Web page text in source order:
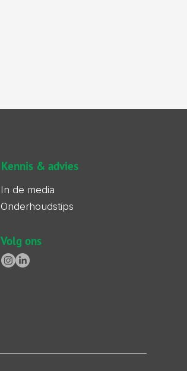
Kennis & advies
In de media
Onderhoudstips
Volg ons